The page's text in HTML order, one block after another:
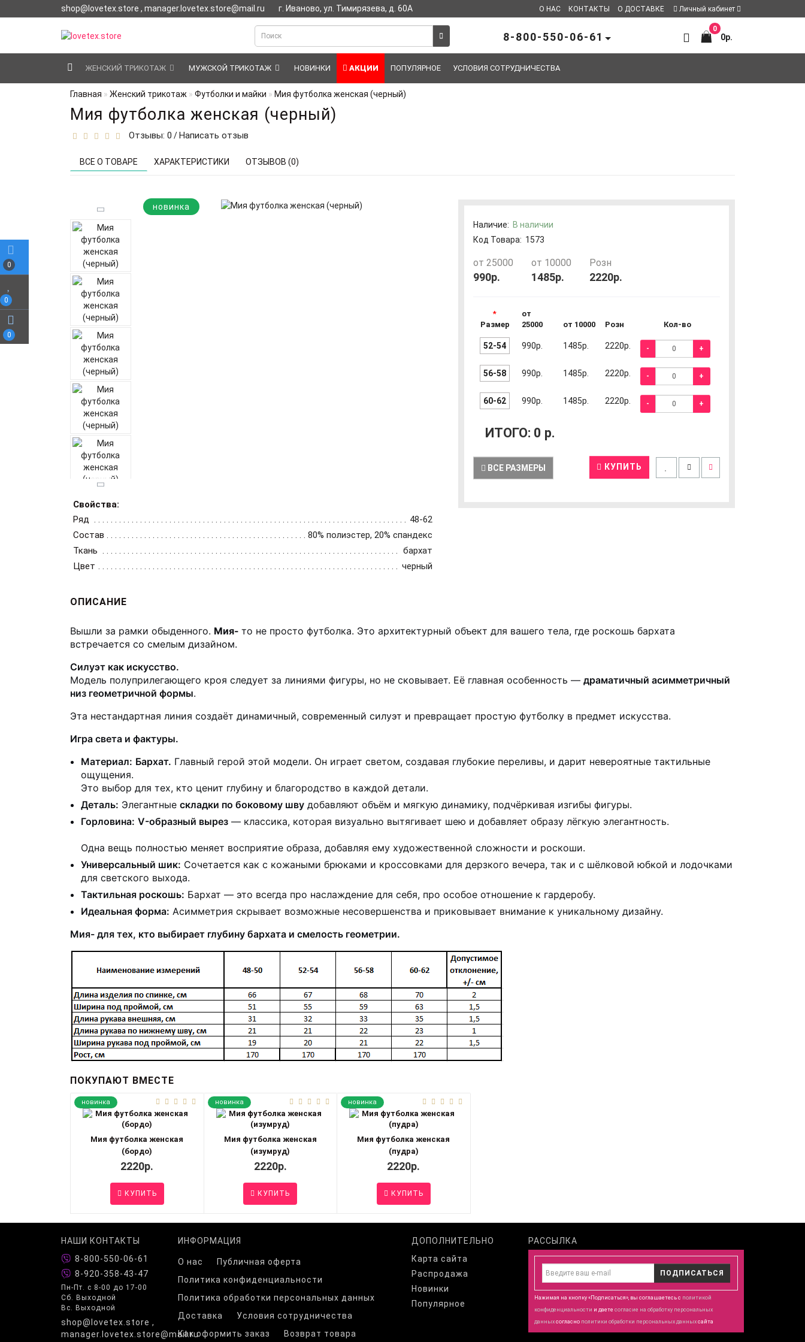
0
0
0
shop@lovetex.store , manager.lovetex.store@mail.ru г. Иваново, ул. Тимирязева, д. 60А О НАС КОНТАКТЫ О ДОСТАВКЕ Личный кабинет
0
0р.
8-800-550-06-61
ЖЕНСКИЙ ТРИКОТАЖ МУЖСКОЙ ТРИКОТАЖ НОВИНКИ АКЦИИ ПОПУЛЯРНОЕ УСЛОВИЯ СОТРУДНИЧЕСТВА
Главная Женский трикотаж Футболки и майки Мия футболка женская (черный)
Мия футболка женская (черный)
Отзывы: 0 /Написать отзыв
ВСЕ О ТОВАРЕ ХАРАКТЕРИСТИКИ ОТЗЫВОВ (0)
новинка
Свойства:
Ряд
48-62
Состав
80% полиэстер, 20% спандекс
Ткань
бархат
Цвет
черный
Наличие: В наличии
Код Товара: 1573
от 25000
990р.
от 10000
1485р.
Розн
2220р.
Размер
от
25000
от 10000 Розн Кол-во
52-54 990р. 1485р. 2220р. - +
56-58 990р. 1485р. 2220р. - +
60-62 990р. 1485р. 2220р. - +
ИТОГО: 0 р.
ВСЕ РАЗМЕРЫ КУПИТЬ
ОПИСАНИЕ
Вышли за рамки обыденного. Мия- то не просто футболка. Это архитектурный объект для вашего тела, где роскошь бархата
встречается со смелым дизайном.
Силуэт как искусство.
Модель полуприлегающего кроя следует за линиями фигуры, но не сковывает. Её главная особенность — драматичный асимметричный
низ геометричной формы.
Эта нестандартная линия создаёт динамичный, современный силуэт и превращает простую футболку в предмет искусства.
Игра света и фактуры.
Материал: Бархат. Главный герой этой модели. Он играет светом, создавая глубокие переливы, и дарит невероятные тактильные
ощущения.
Это выбор для тех, кто ценит глубину и благородство в каждой детали.
Деталь: Элегантные складки по боковому шву добавляют объём и мягкую динамику, подчёркивая изгибы фигуры.
Горловина: V-образный вырез — классика, которая визуально вытягивает шею и добавляет образу лёгкую элегантность.
Одна вещь полностью меняет восприятие образа, добавляя ему художественной сложности и роскоши.
Универсальный шик: Сочетается как с кожаными брюками и кроссовками для дерзкого вечера, так и с шёлковой юбкой и лодочками
для светского выхода.
Тактильная роскошь: Бархат — это всегда про наслаждение для себя, про особое отношение к гардеробу.
Идеальная форма: Асимметрия скрывает возможные несовершенства и приковывает внимание к уникальному дизайну.
Мия- для тех, кто выбирает глубину бархата и смелость геометрии.
ПОКУПАЮТ ВМЕСТЕ
новинка
Мия футболка женская
(бордо)
2220р.
КУПИТЬ
новинка
Мия футболка женская
(изумруд)
2220р.
КУПИТЬ
новинка
Мия футболка женская
(пудра)
2220р.
КУПИТЬ
НАШИ КОНТАКТЫ
8-800-550-06-61
8-920-358-43-47
Пн-Пт. с 8-00 до 17-00
Сб. Выходной
Вс. Выходной
shop@lovetex.store ,
manager.lovetex.store@mail.ru
ИНФОРМАЦИЯ
О нас
Публичная оферта
Политика конфиденциальности
Политика обработки персональных данных
Доставка
Условия сотрудничества
Как оформить заказ
Возврат товара
ДОПОЛНИТЕЛЬНО
Карта сайта
Распродажа
Новинки
Популярное
РАССЫЛКА
ПОДПИСАТЬСЯ
Нажимая на кнопку «Подписаться», вы соглашаетесь с политикой
конфиденциальности и даете согласие на обработку персональных
данных согласно политики обработки персональных данных сайта